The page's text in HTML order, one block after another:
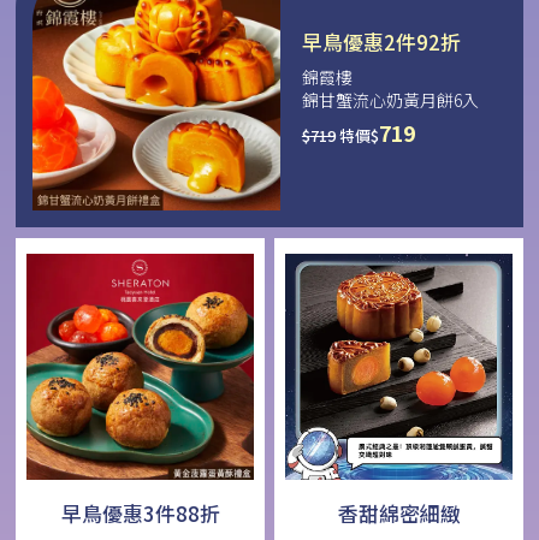
早鳥優惠2件92折
錦霞樓
錦甘蟹流心奶黃月餅6入
$719特價$719
早鳥優惠3件88折 香甜綿密細緻